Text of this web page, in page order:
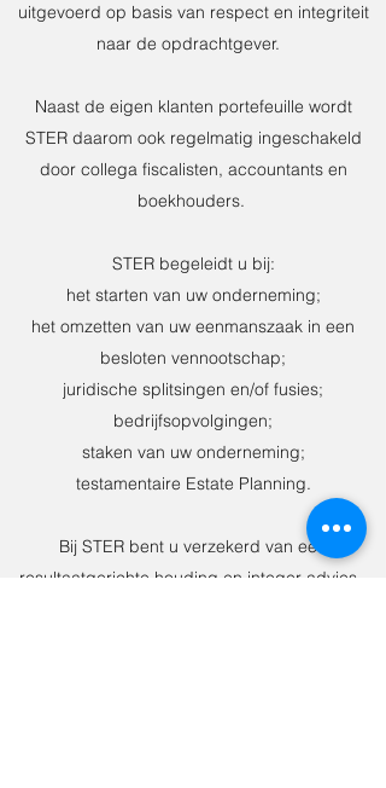
uitgevoerd op basis van respect en integriteit
naar de opdrachtgever.
Naast de eigen klanten portefeuille wordt
STER daarom ook regelmatig ingeschakeld
door collega fiscalisten, accountants en
boekhouders.
STER begeleidt u bij:
het starten van uw onderneming;
het omzetten van uw eenmanszaak in een
besloten vennootschap;
juridische splitsingen en/of fusies;
bedrijfsopvolgingen;
staken van uw onderneming;
testamentaire Estate Planning.
Bij STER bent u verzekerd van een
resultaatgerichte houding en integer advies.